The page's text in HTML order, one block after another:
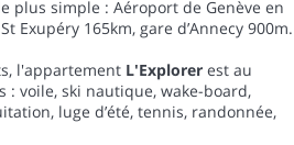
plus simple : Aéroport de Genève en
Exupéry 165km, gare d’Annecy 900m.
l'appartement L'Explorer est au
: voile, ski nautique, wake-board,
luge d’été, tennis, randonnée,